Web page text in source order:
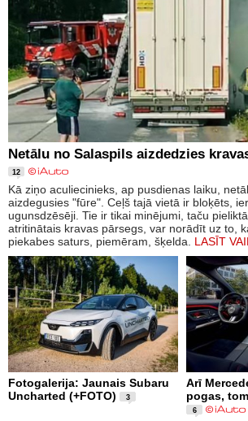
Netālu no Salaspils aizdedzies
12
Kā ziņo aculiecinieks, ap pusdienas laiku,
aizdegusies "fūre". Ceļš tajā vietā ir bloķēts,
ugunsdzēsēji. Tie ir tikai minējumi, taču
atritinātais kravas pārsegs, var norādīt uz to,
piekabes saturs, piemēram, šķelda. LASĪT
Fotogalerija: Jaunais Subaru
Uncharted (+FOTO)
3
Arī
pogas,
6